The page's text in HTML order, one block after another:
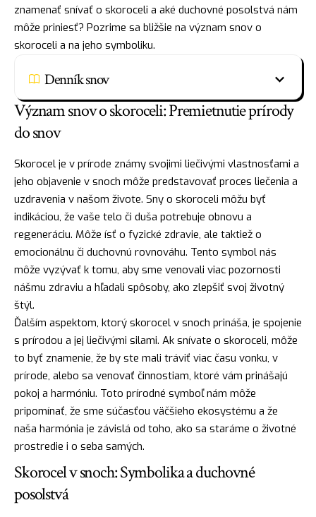
znamenať snívať o skoroceli a aké duchovné posolstvá nám
môže priniesť? Pozrime sa bližšie na význam snov o
skoroceli a na jeho symboliku.
Denník snov
Význam snov o skoroceli: Premietnutie prírody
do snov
Skorocel je v prírode známy svojimi liečivými vlastnosťami a
jeho objavenie v snoch môže predstavovať proces liečenia a
uzdravenia v našom živote. Sny o skoroceli môžu byť
indikáciou, že vaše telo či duša potrebuje obnovu a
regeneráciu. Môže ísť o fyzické zdravie, ale taktiež o
emocionálnu či duchovnú rovnováhu. Tento symbol nás
môže vyzývať k tomu, aby sme venovali viac pozornosti
nášmu zdraviu a hľadali spôsoby, ako zlepšiť svoj životný
štýl.
Ďalším aspektom, ktorý skorocel v snoch prináša, je spojenie
s prírodou a jej liečivými silami. Ak snívate o skoroceli, môže
to byť znamenie, že by ste mali tráviť viac času vonku, v
prírode, alebo sa venovať činnostiam, ktoré vám prinášajú
pokoj a harmóniu. Toto prírodné symboľ nám môže
pripomínať, že sme súčasťou väčšieho ekosystému a že
naša harmónia je závislá od toho, ako sa staráme o životné
prostredie i o seba samých.
Skorocel v snoch: Symbolika a duchovné
posolstvá